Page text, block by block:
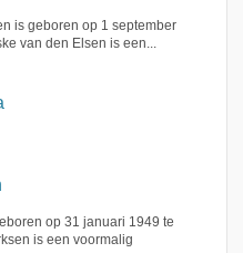
is geboren op 1 september
van den Elsen is een...
op 31 januari 1949 te
is een voormalig